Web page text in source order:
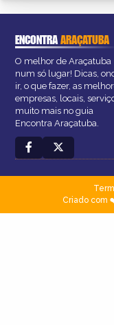
ENCONTRAARAÇATUBA
O melhor de Araçatuba
num só lugar! Dicas,
ir, o que fazer, as
empresas, locais,
muito mais no guia
Encontra Araçatuba.
Criado com